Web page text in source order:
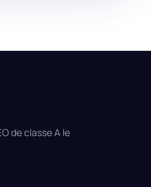
de classe A le